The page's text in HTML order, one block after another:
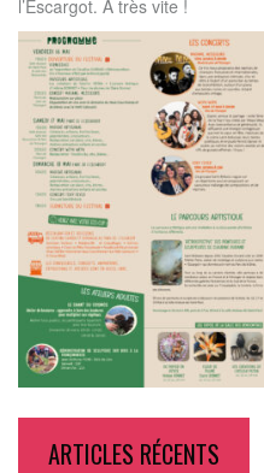
l’Escargot. À très vite !
ARTICLES RÉCENTS